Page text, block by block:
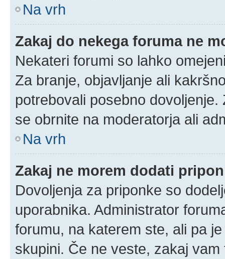
Na vrh
Zakaj do nekega foruma ne
Nekateri forumi so lahko
Za branje, objavljanje ali
potrebovali posebno
se obrnite na moderatorja ali
Na vrh
Zakaj ne morem dodati
Dovoljenja za priponke so
uporabnika. Administrator
forumu, na katerem ste, ali pa
skupini. Če ne veste, zakaj